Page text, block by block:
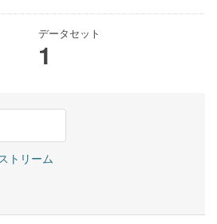
データセット
1
トリーム